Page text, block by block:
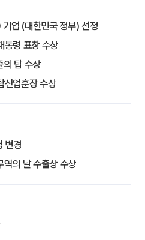
업 (대한민국 정부) 선정
통령 표창 수상
탑 수상
산업훈장 수상
변경
의 날 수출상 수상